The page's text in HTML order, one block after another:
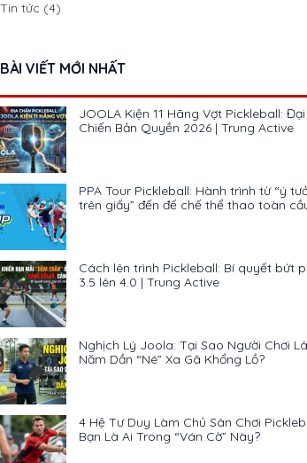
Tin tức (4)
BÀI VIẾT MỚI NHẤT
JOOLA Kiện 11 Hãng Vợt Pickleball: Đại
Chiến Bản Quyền 2026 | Trung Active
PPA Tour Pickleball: Hành trình từ “ý
trên giấy” đến đế chế thể thao toàn
Cách lên trình Pickleball: Bí quyết bứt
3.5 lên 4.0 | Trung Active
Nghịch Lý Joola: Tại Sao Người Chơi
Năm Dần “Né” Xa Gã Khổng Lồ?
4 Hệ Tư Duy Làm Chủ Sân Chơi
Bạn Là Ai Trong “Ván Cờ” Này?